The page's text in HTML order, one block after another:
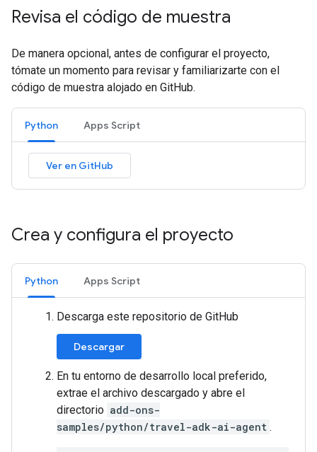
Revisa el código de muestra
De manera opcional, antes de configurar el proyecto,
tómate un momento para revisar y familiarizarte con el
código de muestra alojado en GitHub.
Python Apps Script
Ver en GitHub
Crea y configura el proyecto
Python Apps Script
Descarga este repositorio de GitHub
Descargar
En tu entorno de desarrollo local preferido,
extrae el archivo descargado y abre el
directorio add-ons-
samples/python/travel-adk-ai-agent .